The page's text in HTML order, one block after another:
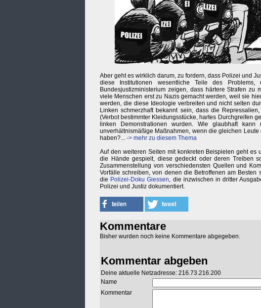
Aber geht es wirklich darum, zu fordern, dass Polizei und
diese Institutionen wesentliche Teile des
Bundesjustizministerium zeigen, dass härtere Strafen
viele Menschen erst zu Nazis gemacht werden, weil sie
werden, die diese Ideologie verbreiten und nicht selten
Linken schmerzhaft bekannt sein, dass die
(Verbot bestimmter Kleidungsstücke, hartes Durchgreifen
linken Demonstrationen wurden. Wie glaubhaft
unverhältnismäßige Maßnahmen, wenn die gleichen
haben?... -> mehr zu diesem Thema
Auf den weiteren Seiten mit konkreten Beispielen geht
die Hände gespielt, diese gedeckt oder deren Treiben
Zusammenstellung von verschiedensten Quellen und
Vorfälle schreiben, von denen die Betroffenen am
die Polizei-Doku Giessen, die inzwischen in dritter
Polizei und Justiz dokumentiert.
Kommentare
Bisher wurden noch keine Kommentare abgegeben.
Kommentar abgeben
Deine aktuelle Netzadresse: 216.73.216.200
Name
Kommentar